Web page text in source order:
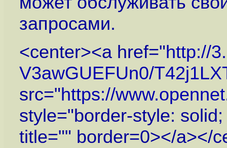
запросами.
<center><a href="http://
V3awGUEFUn0/
src="https://
style="border-style:
title="" border=0></a></